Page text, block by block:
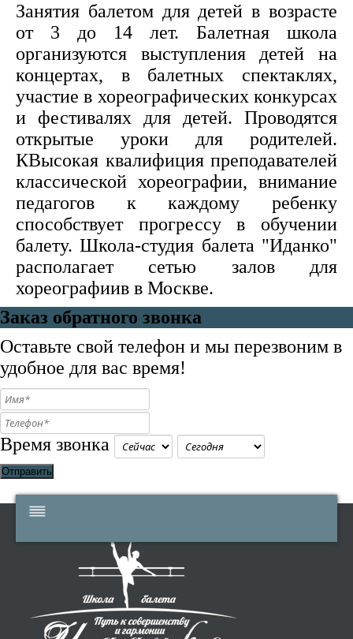
Занятия балетом для детей в возрасте
от 3 до 14 лет. Балетная школа
организуются выступления детей на
концертах, в балетных спектаклях,
участие в хореографических конкурсах
и фестивалях для детей. Проводятся
открытые уроки для родителей.
КВысокая квалифиция преподавателей
классической хореографии, внимание
педагогов к каждому ребенку
способствует прогрессу в обучении
балету. Школа-студия балета "Иданко"
располагает сетью залов для
хореографиив в Москве.
Заказ обратного звонка
Оставьте свой телефон и мы перезвоним в
удобное для вас время!
Время звонка
Отправить